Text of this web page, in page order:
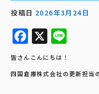
投稿日 2026年3月24日
F
a
c
e
X
e
皆さんこんにちは！
四国倉庫株式会社の更新担当